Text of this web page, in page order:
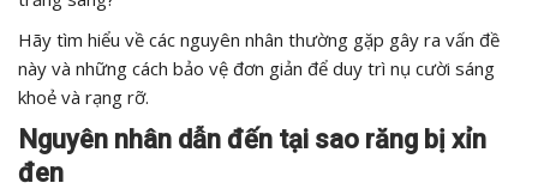
Hãy tìm hiểu về các nguyên nhân thường gặp gây ra vấn đề
này và những cách bảo vệ đơn giản để duy trì nụ cười sáng
khoẻ và rạng rỡ.
Nguyên nhân dẫn đến tại sao răng bị xỉn
đen